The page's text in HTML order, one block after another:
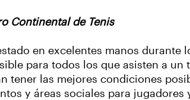
Continental de Tenis
en excelentes manos
para todos los que asisten a
tener las mejores condiciones
y áreas sociales para jugadores